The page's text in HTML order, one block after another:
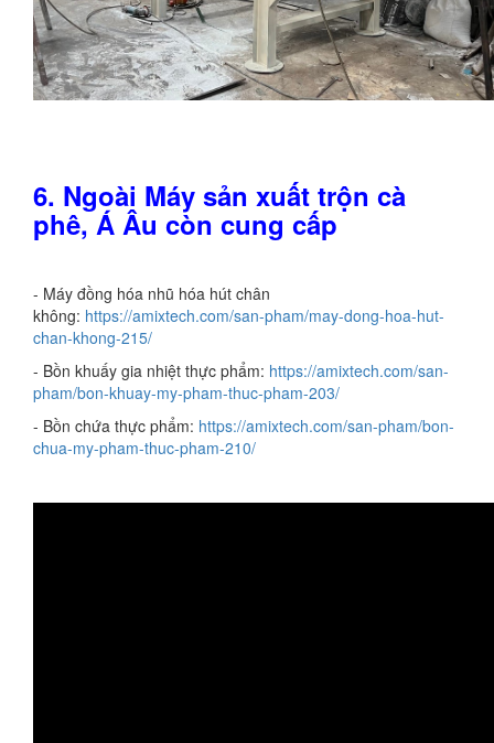
6. Ngoài Máy sản xuất trộn cà
phê, Á Âu còn cung cấp
- Máy đồng hóa nhũ hóa hút chân
không: https://amixtech.com/san-pham/may-dong-hoa-hut-
chan-khong-215/
- Bồn khuấy gia nhiệt thực phẩm: https://amixtech.com/san-
pham/bon-khuay-my-pham-thuc-pham-203/
- Bồn chứa thực phẩm: https://amixtech.com/san-pham/bon-
chua-my-pham-thuc-pham-210/